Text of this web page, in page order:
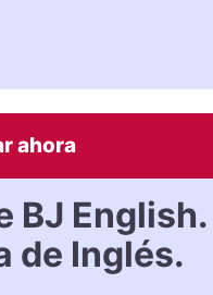
ahora
BJ English.
de Inglés.